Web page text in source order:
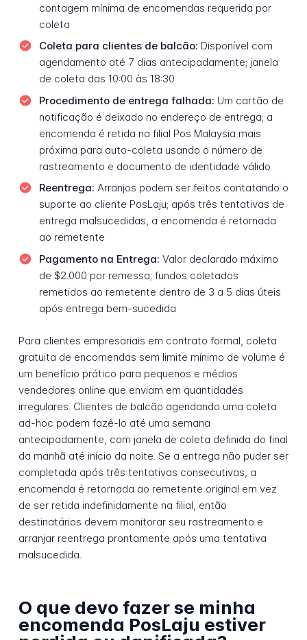
contagem mínima de encomendas requerida por
coleta
Coleta para clientes de balcão: Disponível com
agendamento até 7 dias antecipadamente; janela
de coleta das 10:00 às 18:30
Procedimento de entrega falhada: Um cartão de
notificação é deixado no endereço de entrega; a
encomenda é retida na filial Pos Malaysia mais
próxima para auto-coleta usando o número de
rastreamento e documento de identidade válido
Reentrega: Arranjos podem ser feitos contatando o
suporte ao cliente PosLaju; após três tentativas de
entrega malsucedidas, a encomenda é retornada
ao remetente
Pagamento na Entrega: Valor declarado máximo
de $2.000 por remessa; fundos coletados
remetidos ao remetente dentro de 3 a 5 dias úteis
após entrega bem-sucedida
Para clientes empresariais em contrato formal, coleta
gratuita de encomendas sem limite mínimo de volume é
um benefício prático para pequenos e médios
vendedores online que enviam em quantidades
irregulares. Clientes de balcão agendando uma coleta
ad-hoc podem fazê-lo até uma semana
antecipadamente, com janela de coleta definida do final
da manhã até início da noite. Se a entrega não puder ser
completada após três tentativas consecutivas, a
encomenda é retornada ao remetente original em vez
de ser retida indefinidamente na filial, então
destinatários devem monitorar seu rastreamento e
arranjar reentrega prontamente após uma tentativa
malsucedida.
O que devo fazer se minha
encomenda PosLaju estiver